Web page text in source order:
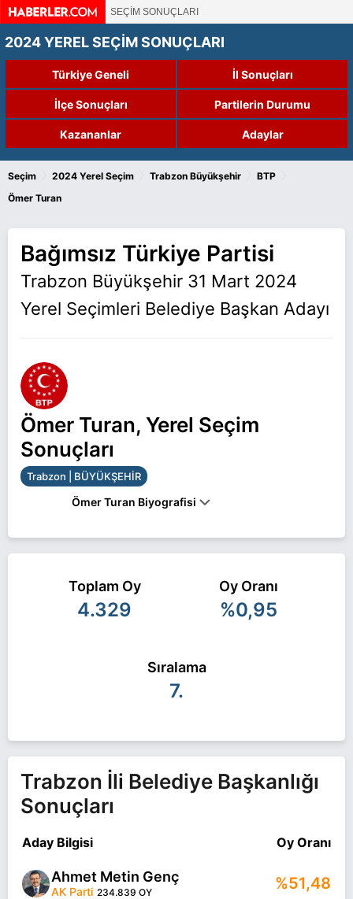
SEÇİM SONUÇLARI
2024 YEREL SEÇİM SONUÇLARI
Türkiye Geneli İl Sonuçları
İlçe Sonuçları Partilerin Durumu
Kazananlar Adaylar
Seçim 2024 Yerel Seçim Trabzon Büyükşehir BTP
Ömer Turan
Bağımsız Türkiye Partisi
Trabzon Büyükşehir 31 Mart 2024
Yerel Seçimleri Belediye Başkan Adayı
Ömer Turan, Yerel Seçim
Sonuçları
Trabzon | BÜYÜKŞEHİR
Ömer Turan Biyografisi
başkan adayı olarak BTP ile 31 Mart 2024 yerel
seçimlerinde yarışıyor. Ömer Turan ile ilgili daha
fazla bilgi için
Ömer Turan Haberlerisayfamızı
Toplam Oy
4.329
Oy Oranı
%0,95
Sıralama
7.
Trabzon İli Belediye Başkanlığı
Sonuçları
Aday Bilgisi Oy Oranı
Ahmet Metin Genç
AK Parti 234.839 OY %51,48